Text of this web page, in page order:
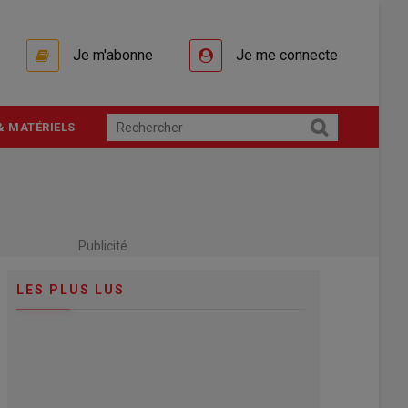
Je m'abonne Je me connecte
MATÉRIELS
Publicité
LES PLUS LUS